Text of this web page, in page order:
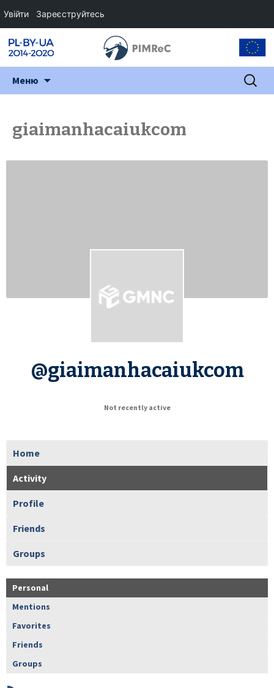
Меню Пошук:
giaimanhacaiukcom
@giaimanhacaiukcom
Not recently active
Home
Activity
Profile
Friends
Groups
Personal
Mentions
Favorites
Friends
Groups
Увійти Зареєструйтесь